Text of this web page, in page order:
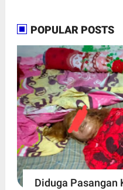
POPULAR POSTS
Diduga Pasangan